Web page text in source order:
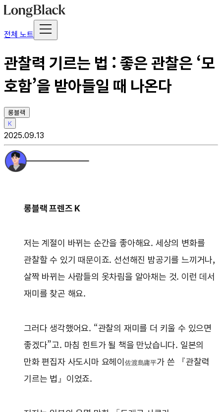
전체 노트
관찰력 기르는 법 : 좋은 관찰은 ‘모
호함’을 받아들일 때 나온다
롱블랙
K
2025.09.13
롱블랙 프렌즈 K
저는 계절이 바뀌는 순간을 좋아해요. 세상의 변화를
관찰할 수 있기 때문이죠. 선선해진 밤공기를 느끼거나,
살짝 바뀌는 사람들의 옷차림을 알아채는 것. 이런 데서
재미를 찾곤 해요.
그러다 생각했어요. “관찰의 재미를 더 키울 수 있으면
좋겠다”고. 마침 힌트가 될 책을 만났습니다. 일본의
만화 편집자 사도시마 요헤이佐渡島庸平가 쓴 『관찰력
기르는 법』이었죠.